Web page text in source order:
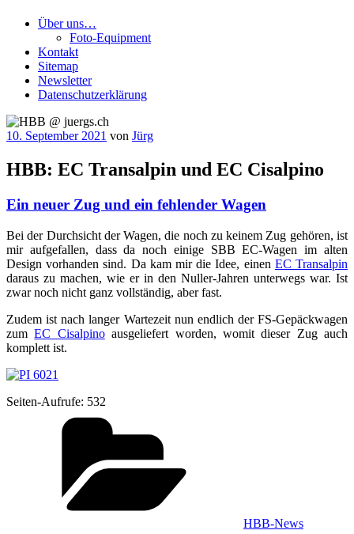
Über uns…
Foto-Equipment
Kontakt
Sitemap
Newsletter
Datenschutzerklärung
Veröffentlicht
10. September 2021 von Jürg
HBB: EC Transalpin und EC Cisalpino
Ein neuer Zug und ein fehlender Wagen
Bei der Durch­sicht der Wagen, die noch zu kei­nem Zug gehö­ren, ist
mir auf­ge­fal­len, dass da noch eini­ge SBB EC-Wagen im alten
Design vor­han­den sind. Da kam mir die Idee, einen EC Tran­sal­pin
dar­aus zu machen, wie er in den Nuller-Jah­ren unter­wegs war. Ist
zwar noch nicht ganz voll­stän­dig, aber fast.
Zudem ist nach lan­ger War­te­zeit nun end­lich der FS-Gepäck­wa­gen
zumEC Cisal­pi­noaus­ge­lie­fert wor­den, womit die­ser Zug auch
kom­plett ist.
Sei­ten-Auf­ru­fe: 532
HBB-News